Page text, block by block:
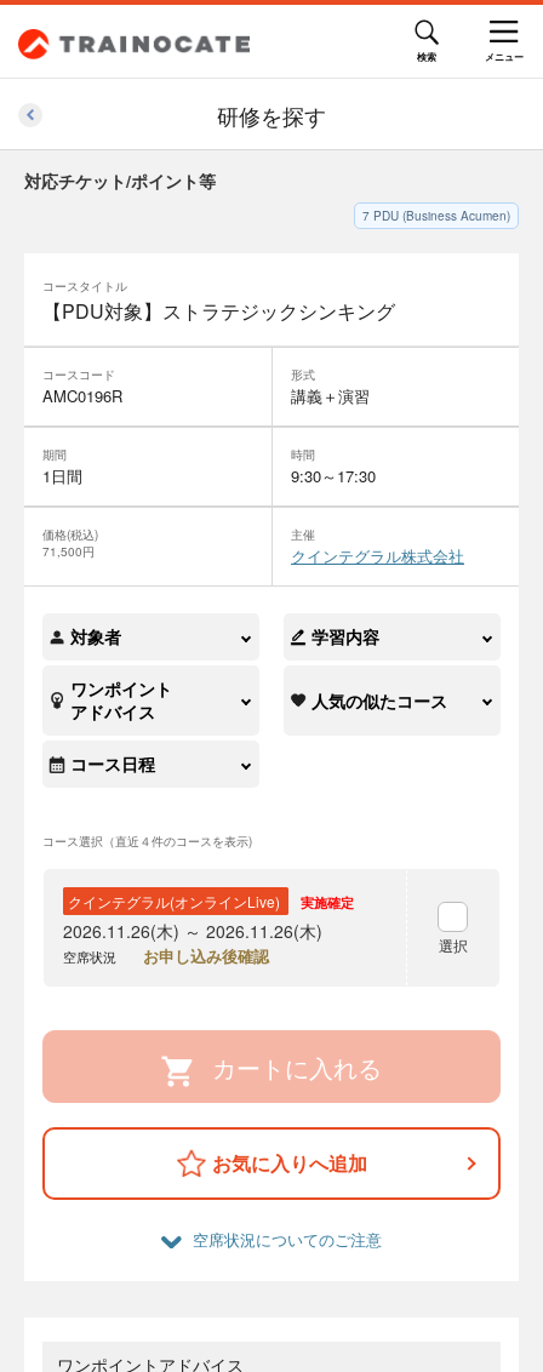
研修を探す
対応チケット/ポイント等
7 PDU (Business Acumen)
コースタイトル
【PDU対象】ストラテジックシンキング
コースコード
AMC0196R
形式
講義＋演習
期間
1日間
時間
9:30～17:30
価格(税込)
71,500円
主催
クインテグラル株式会社
対象者 学習内容
ワンポイント
アドバイス
人気の似たコース
コース日程
コース選択（直近４件のコースを表示)
クインテグラル(オンラインLive) 実施確定
2026.11.26(木) ～ 2026.11.26(木)
空席状況 お申し込み後確認 選択
カートに入れる
お気に入りへ追加
空席状況についてのご注意
ワンポイントアドバイス